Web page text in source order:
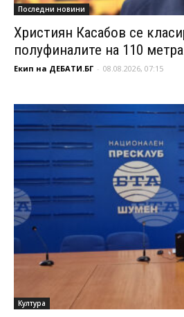
Последни новини
Християн Касабов се
полуфиналите на 110
Екип на ДЕБАТИ.БГ - 08.08.2026, 07:15
Култура